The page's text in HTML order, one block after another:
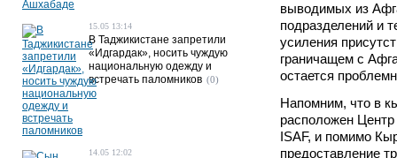
выводимых из
подразделений и
усиления
граничащем с
остается
Напомним, что в
расположен
ISAF, и помимо
предоставление
15.05 13:14
В Таджикистане запретили
«Идгардак», носить чуждую
национальную одежду и
встречать паломников (0)
14.05 12:02